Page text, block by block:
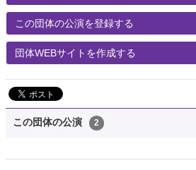
この団体の公演を登録する
団体WEBサイトを作成する
この団体の公演 2